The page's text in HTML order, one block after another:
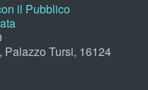
il Pubblico
Palazzo Tursi, 16124